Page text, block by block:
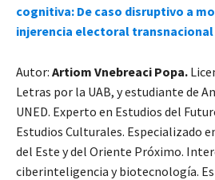
cognitiva: De caso disruptivo a
injerencia electoral transnacional
Autor: Artiom Vnebreaci Popa.
Letras por la UAB, y estudiante de
UNED. Experto en Estudios del
Estudios Culturales. Especializado
del Este y del Oriente Próximo.
ciberinteligencia y biotecnología.